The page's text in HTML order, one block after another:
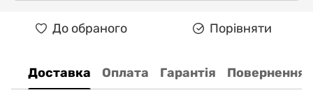
До обраного Порівняти
Доставка Оплата Гарантія Повернення